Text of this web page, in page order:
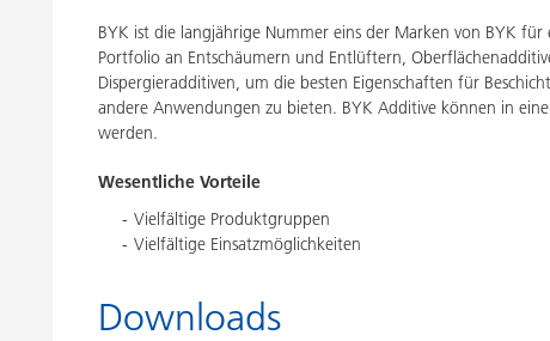
BYK ist die langjährige Nummer eins der Marken von BYK
Portfolio an Entschäumern und Entlüftern,
Dispergieradditiven, um die besten Eigenschaften für
andere Anwendungen zu bieten. BYK Additive können in
werden.
Wesentliche Vorteile
Vielfältige Produktgruppen
Vielfältige Einsatzmöglichkeiten
Downloads